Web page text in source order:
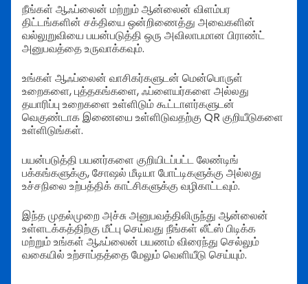
நீங்கள் ஆஃப்லைன் மற்றும் ஆன்லைன் விளம்பர
திட்டங்களின் சக்தியை ஒன்றிணைத்து அவைகளின்
வல்லுறுவியை பயன்படுத்தி ஒரு அவிலாபமான பிராண்ட்
அனுபவத்தை உருவாக்கவும்.
உங்கள் ஆஃப்லைன் வாசிகர்களுடன் மென்பொருள்
உறைகளை, புத்தகங்களை, ஃப்ளையர்களை அல்லது
தயாரிப்பு உறைகளை உள்ளிடும் கூட்டாளர்களுடன்
வெகுண்டாக இணையை உள்ளிடுவதற்கு QR குறியீடுகளை
உள்ளிடுங்கள்.
பயன்படுத்தி பயனர்களை குறியிடப்பட்ட லேண்டிங்
பக்கங்களுக்கு, சோஷல் மீடியா போட்டிகளுக்கு அல்லது
உச்சநிலை உற்பத்திக் காட்சிகளுக்கு வழிகாட்டவும்.
இந்த முதல்முறை அச்சு அனுபவத்திலிருந்து ஆன்லைன்
உள்ளடக்கத்திற்கு மீட்பு செய்வது நீங்கள் லீட்ஸ் பிடிக்க
மற்றும் உங்கள் ஆஃப்லைன் பயணம் விரைந்து செல்லும்
வகையில் உற்சாப்தத்தை மேலும் வெளியீடு செய்யும்.